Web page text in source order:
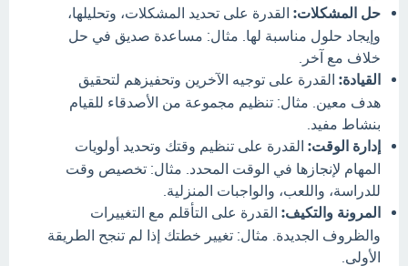
حل المشكلات: القدرة على تحديد المشكلات، وتحليلها،
وإيجاد حلول مناسبة لها. مثال: مساعدة صديق في حل
خلاف مع آخر.
القيادة: القدرة على توجيه الآخرين وتحفيزهم لتحقيق
هدف معين. مثال: تنظيم مجموعة من الأصدقاء للقيام
بنشاط مفيد.
إدارة الوقت: القدرة على تنظيم وقتك وتحديد أولويات
المهام لإنجازها في الوقت المحدد. مثال: تخصيص وقت
للدراسة، واللعب، والواجبات المنزلية.
المرونة والتكيف: القدرة على التأقلم مع التغييرات
والظروف الجديدة. مثال: تغيير خطتك إذا لم تنجح الطريقة
الأولى.